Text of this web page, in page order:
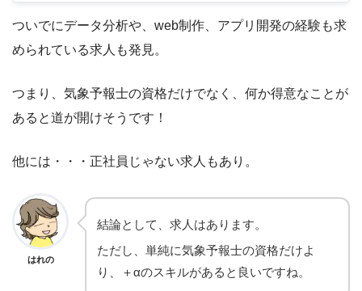
ついでにデータ分析や、web制作、アプリ開発の経験も求
められている求人も発見。
つまり、気象予報士の資格だけでなく、何か得意なことが
あると道が開けそうです！
他には・・・正社員じゃない求人もあり。
はれの
結論として、求人はあります。
ただし、単純に気象予報士の資格だけよ
り、＋αのスキルがあると良いですね。